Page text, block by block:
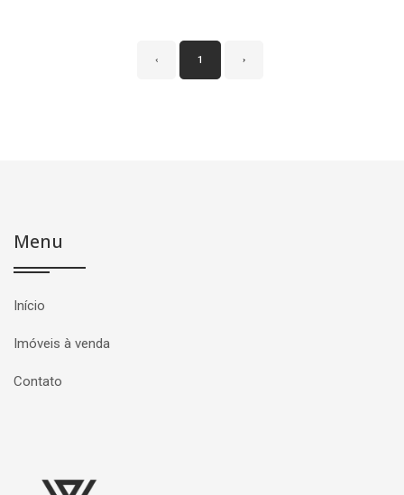
‹ 1 ›
Menu
Início
Imóveis à venda
Contato